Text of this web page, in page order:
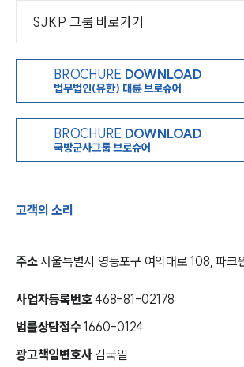
SJKP 그룹 바로가기
BROCHURE DOWNLOAD
법무법인(유한) 대륜 브로슈어
BROCHURE DOWNLOAD
국방군사그룹 브로슈어
고객의 소리
주소서울특별시 영등포구 여의대로 108, 파크
사업자등록번호468-81-02178
법률상담접수1660-0124
광고책임변호사 김국일